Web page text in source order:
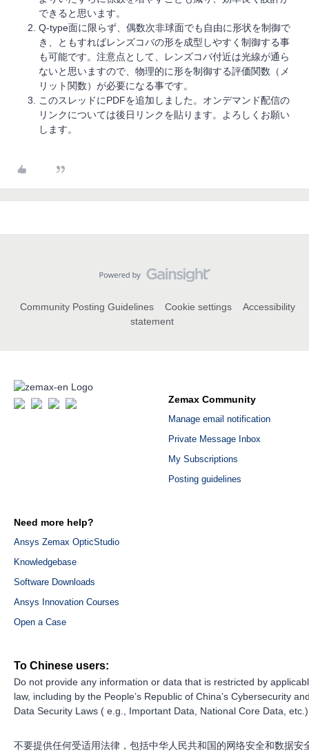
できると思います。
Q-type面に限らず、偶数次非球面でも自由に形状を制御で
き、ともすればレンズコバの形を成型しやすく制御する事
も可能です。注意点として、レンズコバ付近は光線が通ら
ないと思いますので、物理的に形を制御する評価関数（メ
リット関数）が必要になる事です。
このスレッドにPDFを追加しました。オンデマンド配信の
リンクについては後日リンクを貼ります。よろしくお願い
します。
Community Posting Guidelines Cookie settings
Accessibility
statement
Zemax Community
Manage email notification
Private Message Inbox
My Subscriptions
Posting guidelines
Need more help?
Ansys Zemax OpticStudio
Knowledgebase
Software Downloads
Ansys Innovation Courses
Open a Case
To Chinese users:
Do not provide any information or data that is restricted by
law, including by the People’s Republic of China’s Cybersecurity
Data Security Laws ( e.g., Important Data, National Core Data,
不要提供任何受适用法律，包括中华人民共和国的网络安全和数据安